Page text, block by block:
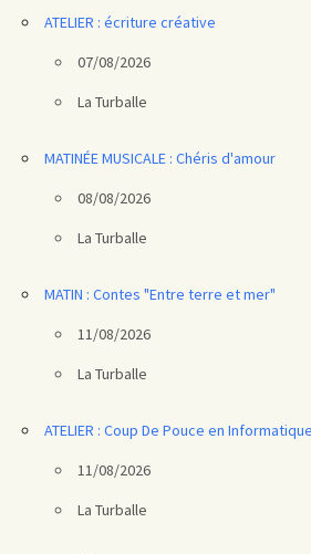
ATELIER : écriture créative
07/08/2026
La Turballe
MATINÉE MUSICALE : Chéris d'amour
08/08/2026
La Turballe
MATIN : Contes "Entre terre et mer"
11/08/2026
La Turballe
ATELIER : Coup De Pouce en
11/08/2026
La Turballe